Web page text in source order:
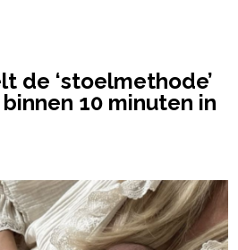
de ‘stoelmethode’
binnen 10 minuten in